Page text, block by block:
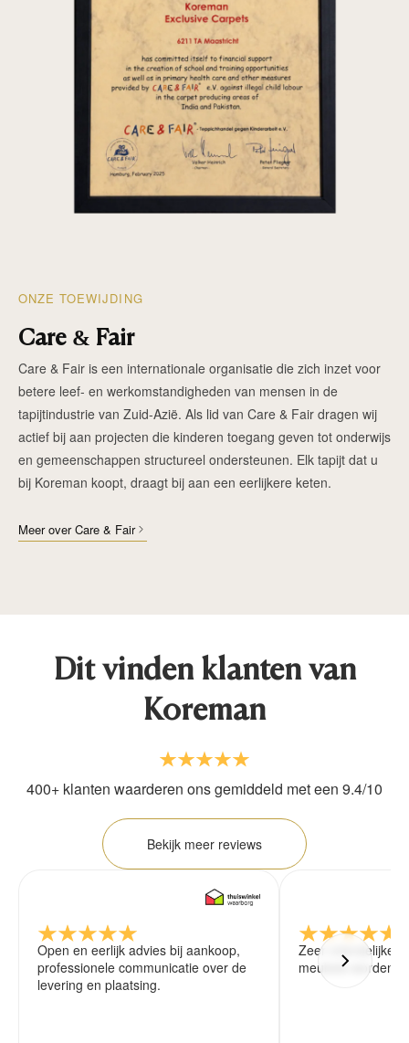
ONZE TOEWIJDING
Care & Fair
Care & Fair is een internationale organisatie die zich inzet voor
betere leef- en werkomstandigheden van mensen in de
tapijtindustrie van Zuid-Azië. Als lid van Care & Fair dragen wij
actief bij aan projecten die kinderen toegang geven tot onderwijs
en gemeenschappen structureel ondersteunen. Elk tapijt dat u
bij Koreman koopt, draagt bij aan een eerlijkere keten.
Meer over Care & Fair
Dit vinden klanten van
Koreman
400+ klanten waarderen ons gemiddeld met een 9.4/10
Bekijk meer reviews
Open en eerlijk advies bij aankoop,
professionele communicatie over de
levering en plaatsing.
Zeer vriendelijke
meubels worden